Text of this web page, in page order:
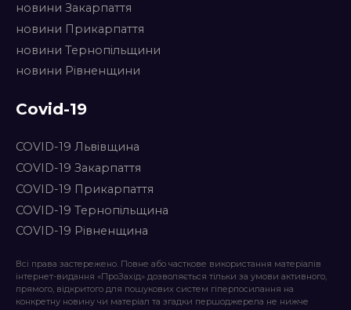
новини Закарпаття
новини Прикарпаття
новини Тернопільщини
новини Рівненщини
Covid-19
COVID-19 Львівщина
COVID-19 Закарпаття
COVID-19 Прикарпаття
COVID-19 Тернопільщина
COVID-19 Рівненщина
Всі права застережено. Повне або часткове використання матеріалів
інтернет-видання «ПроЗахід» дозволяється тільки за умови активного,
прямого, відкритого для пошукових систем гіперпосилання на
конкретну новину чи матеріал та згадки першоджерела не нижче